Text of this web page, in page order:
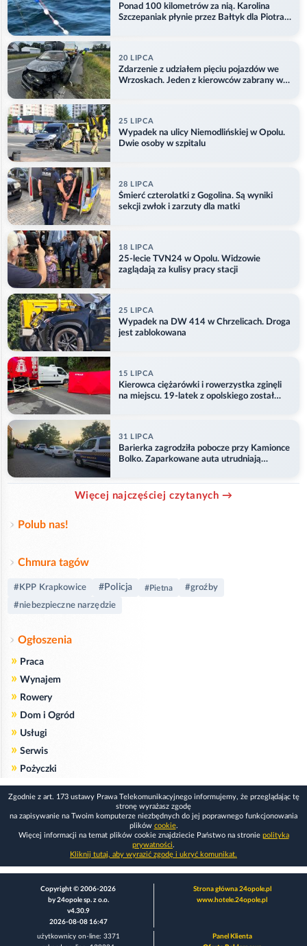
Ponad 100 kilometrów za nią. Karolina
Szczepaniak płynie przez Bałtyk dla Piotra.
20 LIPCA
Zdarzenie z udziałem pięciu pojazdów we
Wrzoskach. Jeden z kierowców zabrany w
25 LIPCA
Wypadek na ulicy Niemodlińskiej w Opolu.
Dwie osoby w szpitalu
28 LIPCA
Śmierć czterolatki z Gogolina. Są wyniki
sekcji zwłok i zarzuty dla matki
18 LIPCA
25-lecie TVN24 w Opolu. Widzowie
zaglądają za kulisy pracy stacji
25 LIPCA
Wypadek na DW 414 w Chrzelicach. Droga
jest zablokowana
15 LIPCA
Kierowca ciężarówki i rowerzystka zginęli
na miejscu. 19-latek z opolskiego został
31 LIPCA
Barierka zagrodziła pobocze przy Kamionce
Bolko. Zaparkowane auta utrudniają
Więcej najczęściej czytanych →
Polub nas!
Chmura tagów
#KPP Krapkowice #Policja #Pietna
#groźby
#niebezpieczne narzędzie
Ogłoszenia
» Praca
» Wynajem
» Rowery
» Dom i Ogród
» Usługi
» Serwis
» Pożyczki
Zgodnie z art. 173 ustawy Prawa Telekomunikacyjnego informujemy, że przeglądając tę
stronę wyrażasz zgodę
na zapisywanie na Twoim komputerze niezbędnych do jej poprawnego funkcjonowania
plików cookie.
Więcej informacji na temat plików cookie znajdziecie Państwo na stronie polityka
prywatności.
Kliknij tutaj, aby wyrazić zgodę i ukryć komunikat.
Copyright © 2006-2026
by 24opole sp. z o.o.
v4.30.9
2026-08-08 16:47
Strona główna 24opole.pl
www.hotele.24opole.pl
użytkownicy on-line: 3371
Panel Klienta